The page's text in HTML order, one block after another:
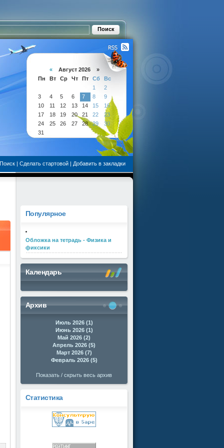
« Август 2026 »
Пн
Вт Ср Чт Пт Сб
Вс
1
2
3
4 5 6 7 8
9
10
11 12 13 14 15
16
17
18 19 20 21 22
23
24
25 26 27 28 29
30
31
Поиск | Сделать стартовой | Добавить в закладки
Популярное
Обложка на тетрадь - Физика и
фиксики
Календарь
Архив
Июль 2026 (1)
Июнь 2026 (1)
Май 2026 (2)
Апрель 2026 (5)
Март 2026 (7)
Февраль 2026 (5)
Показать / скрыть весь архив
Статистика